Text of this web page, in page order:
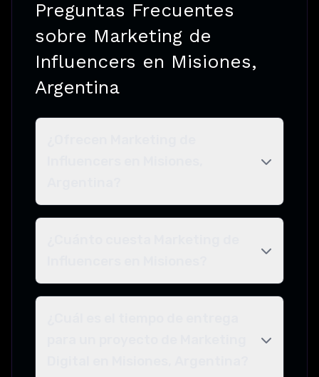
Preguntas Frecuentes
sobre Marketing de
Influencers en Misiones,
Argentina